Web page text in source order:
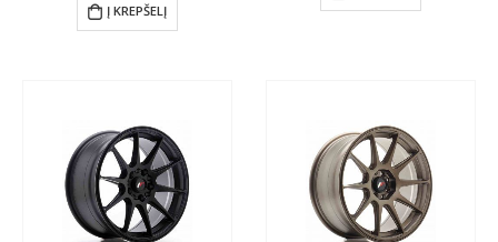
Į KREPŠELĮ